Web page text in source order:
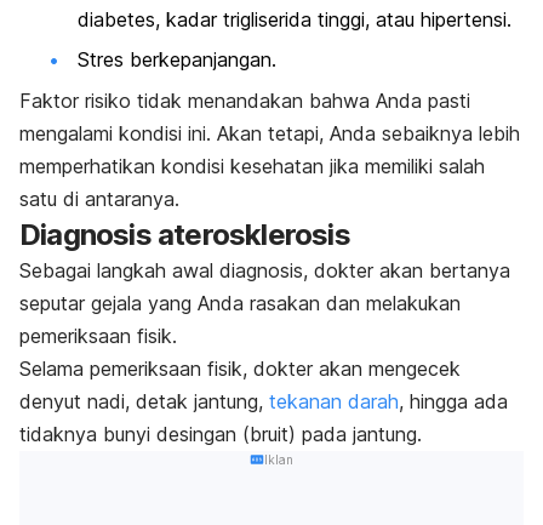
diabetes, kadar trigliserida tinggi, atau hipertensi.
Stres berkepanjangan.
Faktor risiko tidak menandakan bahwa Anda pasti
mengalami kondisi ini. Akan tetapi, Anda sebaiknya lebih
memperhatikan kondisi kesehatan jika memiliki salah
satu di antaranya.
Diagnosis aterosklerosis
Sebagai langkah awal diagnosis, dokter akan bertanya
seputar gejala yang Anda rasakan dan melakukan
pemeriksaan fisik.
Selama pemeriksaan fisik, dokter akan mengecek
denyut nadi, detak jantung, tekanan darah, hingga ada
tidaknya bunyi desingan (bruit) pada jantung.
Iklan